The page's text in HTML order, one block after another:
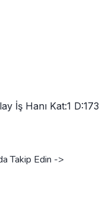
İş Hanı Kat:1 D:173
Takip Edin ->